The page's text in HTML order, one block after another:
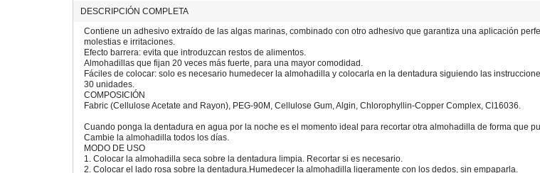
DESCRIPCIÓN COMPLETA
Contiene un adhesivo extraído de las algas marinas, combinado con otro adhesivo que garantiza una aplicación
molestias e irritaciones.
Efecto barrera: evita que introduzcan restos de alimentos.
Almohadillas que fijan 20 veces más fuerte, para una mayor comodidad.
Fáciles de colocar: solo es necesario humedecer la almohadilla y colocarla en la dentadura siguiendo las
30 unidades.
COMPOSICIÓN
Fabric (Cellulose Acetate and Rayon), PEG-90M, Cellulose Gum, Algin, Chlorophyllin-Copper Complex, Cl16036.
Cuando ponga la dentadura en agua por la noche es el momento ideal para recortar otra almohadilla de forma que
Cambie la almohadilla todos los días.
MODO DE USO
1. Colocar la almohadilla seca sobre la dentadura limpia. Recortar si es necesario.
2. Colocar el lado rosa sobre la dentadura.Humedecer la almohadilla ligeramente con los dedos, sin empaparla.